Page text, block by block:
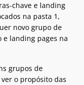
chave e landing
na pasta 1,
novo grupo de
e landing pages na
grupos de
o propósito das